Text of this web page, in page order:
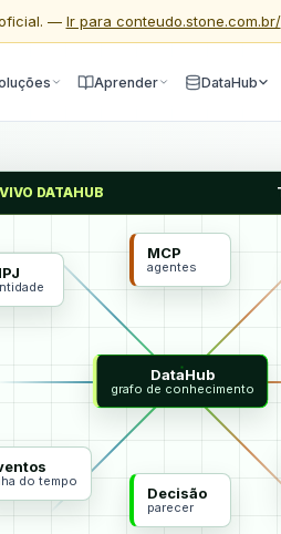
— Ir para conteudo.stone.com.br/
Aprender DataHub
DATAHUB
do tempo
MCP
agentes
Decisão
parecer
DataHub
grafo de conhecimento